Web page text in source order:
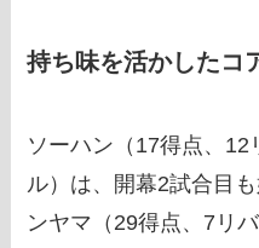
持ち味を活かしたコ
ソーハン（17得点、
ル）は、開幕2試合目
ンヤマ（29得点、7リ